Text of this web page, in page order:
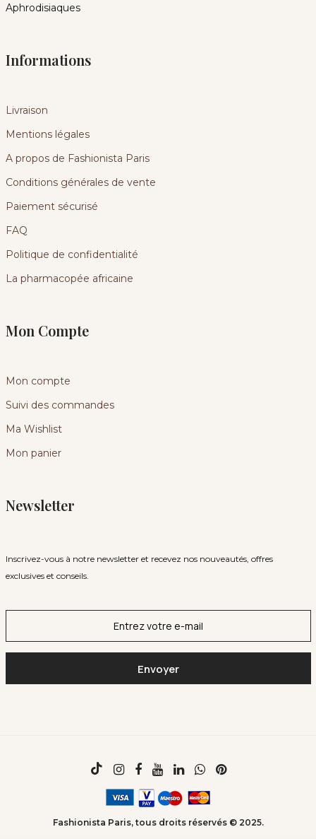
Aphrodisiaques
Informations
Livraison
Mentions légales
A propos de Fashionista Paris
Conditions générales de vente
Paiement sécurisé
FAQ
Politique de confidentialité
La pharmacopée africaine
Mon Compte
Mon compte
Suivi des commandes
Ma Wishlist
Mon panier
Newsletter
Inscrivez-vous à notre newsletter et recevez nos nouveautés, offres
exclusives et conseils.
Fashionista Paris, tous droits réservés © 2025.